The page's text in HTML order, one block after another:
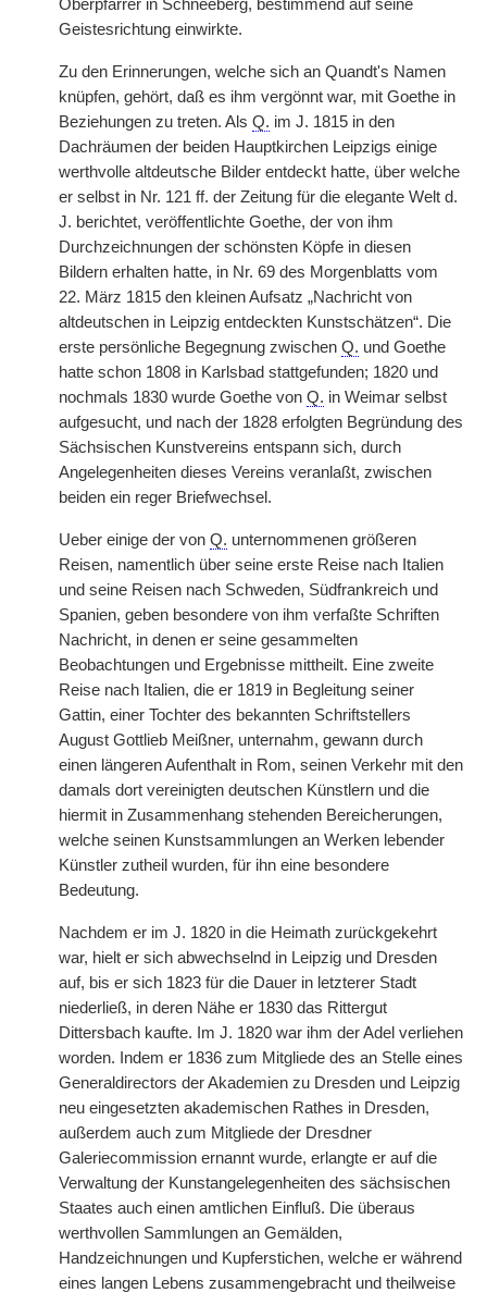
Oberpfarrer in Schneeberg, bestimmend auf seine
Geistesrichtung einwirkte.
Zu den Erinnerungen, welche sich an Quandt's Namen
knüpfen, gehört, daß es ihm vergönnt war, mit Goethe in
Beziehungen zu treten. Als Q. im J. 1815 in den
Dachräumen der beiden Hauptkirchen Leipzigs einige
werthvolle altdeutsche Bilder entdeckt hatte, über welche
er selbst in Nr. 121 ff. der Zeitung für die elegante Welt d.
J. berichtet, veröffentlichte Goethe, der von ihm
Durchzeichnungen der schönsten Köpfe in diesen
Bildern erhalten hatte, in Nr. 69 des Morgenblatts vom
22. März 1815 den kleinen Aufsatz „Nachricht von
altdeutschen in Leipzig entdeckten Kunstschätzen“. Die
erste persönliche Begegnung zwischen Q. und Goethe
hatte schon 1808 in Karlsbad stattgefunden; 1820 und
nochmals 1830 wurde Goethe von Q. in Weimar selbst
aufgesucht, und nach der 1828 erfolgten Begründung des
Sächsischen Kunstvereins entspann sich, durch
Angelegenheiten dieses Vereins veranlaßt, zwischen
beiden ein reger Briefwechsel.
Ueber einige der von Q. unternommenen größeren
Reisen, namentlich über seine erste Reise nach Italien
und seine Reisen nach Schweden, Südfrankreich und
Spanien, geben besondere von ihm verfaßte Schriften
Nachricht, in denen er seine gesammelten
Beobachtungen und Ergebnisse mittheilt. Eine zweite
Reise nach Italien, die er 1819 in Begleitung seiner
Gattin, einer Tochter des bekannten Schriftstellers
August Gottlieb Meißner, unternahm, gewann durch
einen längeren Aufenthalt in Rom, seinen Verkehr mit den
damals dort vereinigten deutschen Künstlern und die
hiermit in Zusammenhang stehenden Bereicherungen,
welche seinen Kunstsammlungen an Werken lebender
Künstler zutheil wurden, für ihn eine besondere
Bedeutung.
Nachdem er im J. 1820 in die Heimath zurückgekehrt
war, hielt er sich abwechselnd in Leipzig und Dresden
auf, bis er sich 1823 für die Dauer in letzterer Stadt
niederließ, in deren Nähe er 1830 das Rittergut
Dittersbach kaufte. Im J. 1820 war ihm der Adel verliehen
worden. Indem er 1836 zum Mitgliede des an Stelle eines
Generaldirectors der Akademien zu Dresden und Leipzig
neu eingesetzten akademischen Rathes in Dresden,
außerdem auch zum Mitgliede der Dresdner
Galeriecommission ernannt wurde, erlangte er auf die
Verwaltung der Kunstangelegenheiten des sächsischen
Staates auch einen amtlichen Einfluß. Die überaus
werthvollen Sammlungen an Gemälden,
Handzeichnungen und Kupferstichen, welche er während
eines langen Lebens zusammengebracht und theilweise